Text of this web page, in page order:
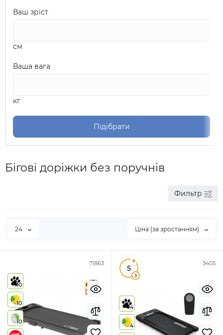
Ваш зріст
см
Ваша вага
кг
Підібрати
Бігові доріжки без поручнів
Фильтр
24 Ціна (за зростанням)
71863
10
10
10
3405
5
3
4
4